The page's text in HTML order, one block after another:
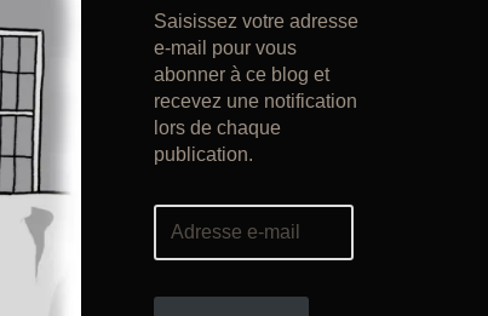
Saisissez votre adresse
e-mail pour vous
abonner à ce blog et
recevez une notification
lors de chaque
publication.